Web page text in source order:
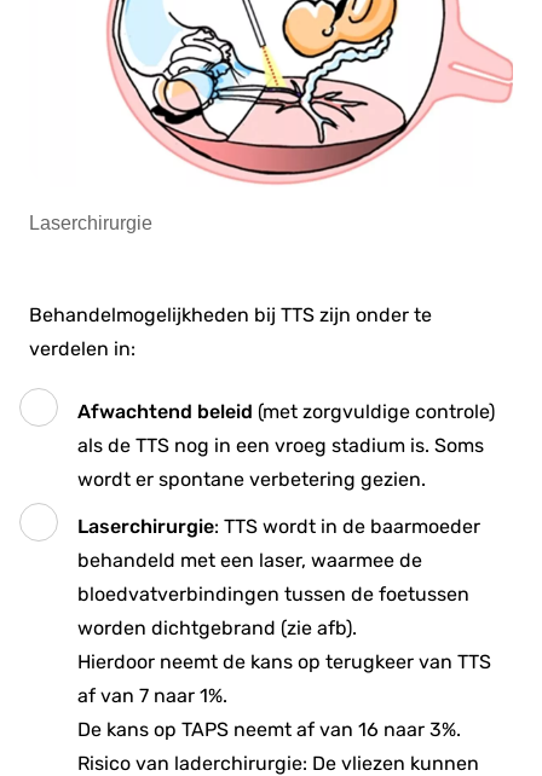
Laserchirurgie
Behandelmogelijkheden bij TTS zijn onder te
verdelen in:
Afwachtend beleid (met zorgvuldige controle)
als de TTS nog in een vroeg stadium is. Soms
wordt er spontane verbetering gezien.
Laserchirurgie: TTS wordt in de baarmoeder
behandeld met een laser, waarmee de
bloedvatverbindingen tussen de foetussen
worden dichtgebrand (zie afb).
Hierdoor neemt de kans op terugkeer van TTS
af van 7 naar 1%.
De kans op TAPS neemt af van 16 naar 3%.
Risico van laderchirurgie: De vliezen kunnen